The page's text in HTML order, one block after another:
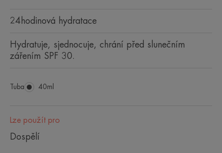
24hodinová hydratace
Hydratuje, sjednocuje, chrání před slunečním
zářením SPF 30.
Tuba Tuba
40ml
Lze použít pro
Dospělí